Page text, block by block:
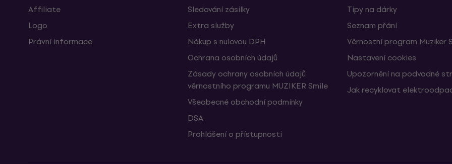
Affiliate
Logo
Právní informace
Sledování zásilky
Extra služby
Nákup s nulovou DPH
Ochrana osobních údajů
Zásady ochrany osobních údajů
věrnostního programu MUZIKER Smile
Všeobecné obchodní podmínky
DSA
Prohlášení o přístupnosti
Tipy na dárky
Seznam přání
Věrnostní program Muziker
Nastavení cookies
Upozornění na podvodné
Jak recyklovat